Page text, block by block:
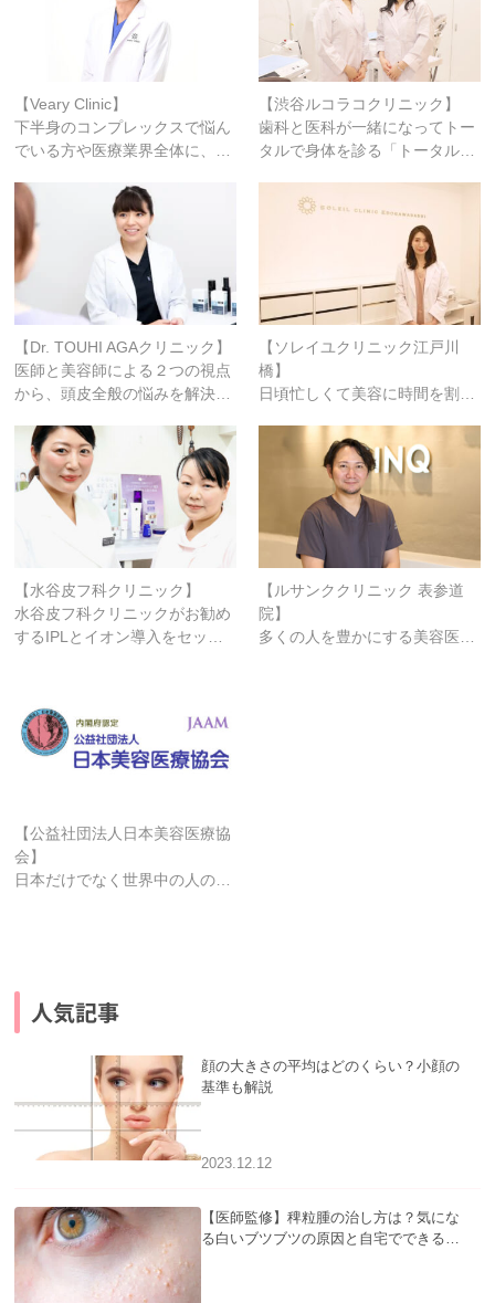
【Veary Clinic】
下半身のコンプレックスで悩ん
でいる方や医療業界全体に、…
【渋谷ルコラコクリニック】
歯科と医科が一緒になってトー
タルで身体を診る「トータル…
【Dr. TOUHI AGAクリニック】
医師と美容師による２つの視点
から、頭皮全般の悩みを解決…
【ソレイユクリニック江戸川
橋】
日頃忙しくて美容に時間を割…
【水谷皮フ科クリニック】
水谷皮フ科クリニックがお勧め
するIPLとイオン導入をセッ…
【ルサンククリニック 表参道
院】
多くの人を豊かにする美容医…
【公益社団法人日本美容医療協
会】
日本だけでなく世界中の人の…
人気記事
顔の大きさの平均はどのくらい？小顔の
基準も解説
2023.12.12
【医師監修】稗粒腫の治し方は？気にな
る白いブツブツの原因と自宅でできるケ